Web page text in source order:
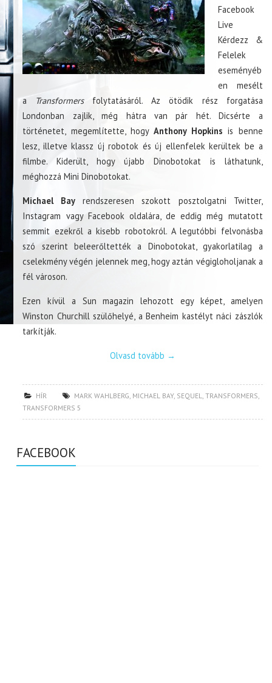
Facebook
Live
Kérdezz &
Felelek
eseményéb
en mesélt
a Transformersfolytatásáról. Az ötödik rész forgatása
Londonban zajlik, még hátra van pár hét. Dicsérte a
történetet, megemlítette, hogyAnthony Hopkinsis benne
lesz, illetve klassz új robotok és új ellenfelek kerültek be a
filmbe. Kiderült, hogy újabb Dinobotokat is láthatunk,
méghozzá Mini Dinobotokat.
Michael Bay rendszeresen szokott posztolgatni Twitter,
Instagram vagy Facebook oldalára, de eddig még mutatott
semmit ezekről a kisebb robotokról. A legutóbbi felvonásba
szó szerint beleerőltették a Dinobotokat, gyakorlatilag a
cselekmény végén jelennek meg, hogy aztán végigloholjanak a
fél városon.
Ezen kívül a Sun magazin lehozott egy képet, amelyen
Winston Churchill szülőhelyé, a Benheim kastélyt náci zászlók
tarkítják.
Olvasd tovább →
HÍR MARK WAHLBERG, MICHAEL BAY, SEQUEL,TRANSFORMERS,
TRANSFORMERS 5
FACEBOOK